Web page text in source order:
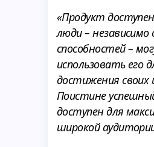
«Продукт
люди –
способностей –
использовать его
достижения своих
Поистине
доступен для
широкой